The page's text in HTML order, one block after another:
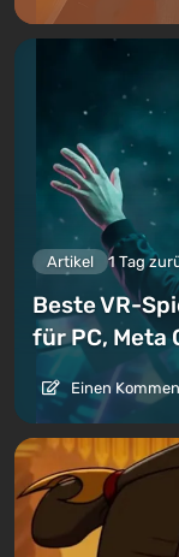
Artikel 1 Tag
Beste VR-
für PC, Meta
Einen